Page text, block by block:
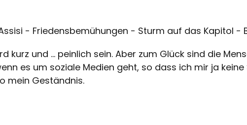
- Friedensbemühungen - Sturm auf das Kapitol -
kurz und ... peinlich sein. Aber zum Glück sind die
es um soziale Medien geht, so dass ich mir ja
mein Geständnis.